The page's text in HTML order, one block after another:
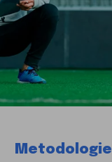
Metodologie